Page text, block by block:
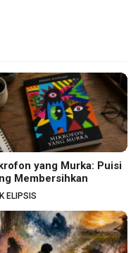
yang Murka: Puisi
Membersihkan
ELIPSIS